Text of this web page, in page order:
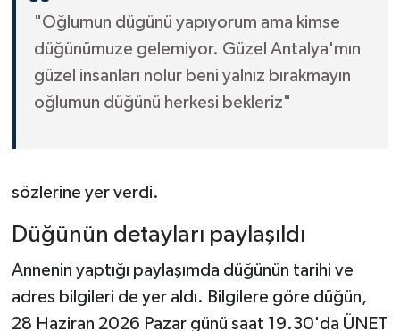
"Oğlumun dügünü yapıyorum ama kimse
düğünümuze gelemiyor. Güzel Antalya'mın
güzel insanları nolur beni yalnız bırakmayın
oğlumun düğünü herkesi bekleriz"
sözlerine yer verdi.
Düğünün detayları paylaşıldı
Annenin yaptığı paylaşımda düğünün tarihi ve
adres bilgileri de yer aldı. Bilgilere göre düğün,
28 Haziran 2026 Pazar günü saat 19.30'da ÜNET